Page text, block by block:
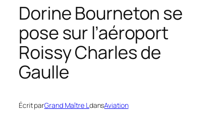
Dorine Bourneton se
pose sur l’aéroport
Roissy Charles de
Gaulle
Écrit parGrand Maître LdansAviation